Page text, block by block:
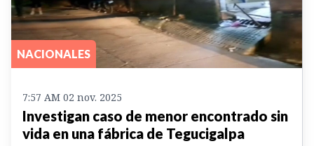
NACIONALES
7:57 AM 02 nov. 2025
Investigan caso de menor encontrado sin
vida en una fábrica de Tegucigalpa